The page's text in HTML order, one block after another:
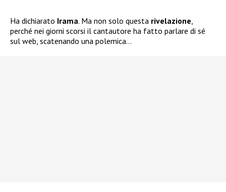
Ha dichiarato Irama. Ma non solo questa rivelazione
perché nei giorni scorsi il cantautore ha fatto parlare di sé
sul web, scatenando una polemica…